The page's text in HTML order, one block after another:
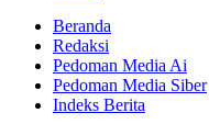
Beranda
Redaksi
Pedoman Media Ai
Pedoman Media Siber
Indeks Berita